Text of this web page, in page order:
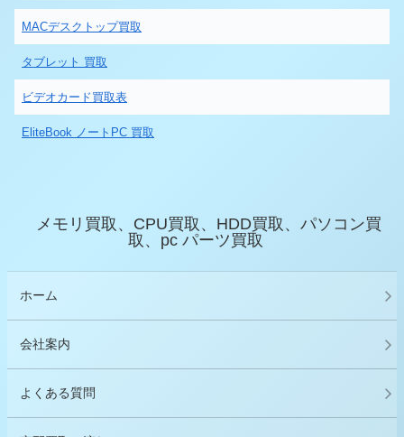
MACデスクトップ買取
タブレット 買取
ビデオカード買取表
EliteBook ノートPC 買取
メモリ買取、CPU買取、HDD買取、パソコン買
取、pc パーツ買取
ホーム
会社案内
よくある質問